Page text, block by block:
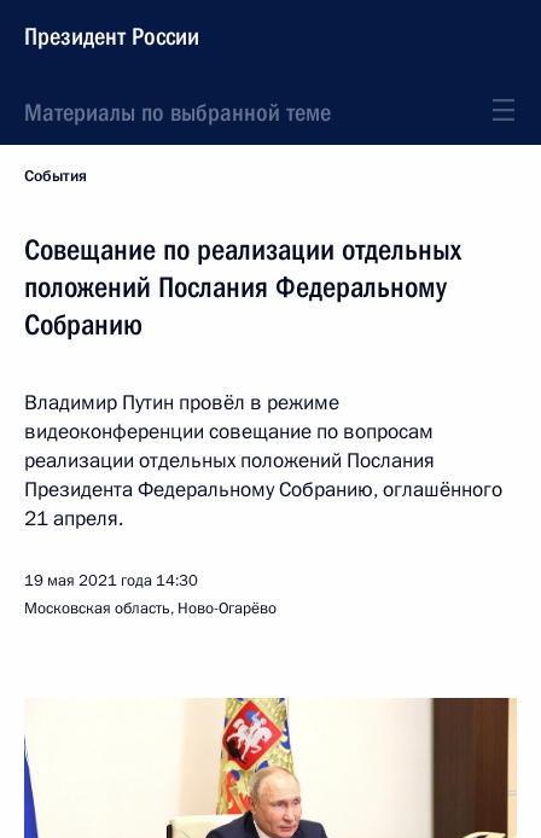
Президент России
Материалы по выбранной теме
События
Совещание по реализации отдельных
положений Послания Федеральному
Собранию
Владимир Путин провёл в режиме
видеоконференции совещание по вопросам
реализации отдельных положений Послания
Президента Федеральному Собранию, оглашённого
21 апреля.
19 мая 2021 года 14:30
Московская область, Ново-Огарёво